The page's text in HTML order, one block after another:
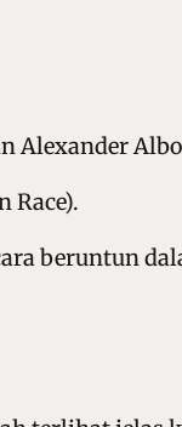
Alexander
Race).
beruntun